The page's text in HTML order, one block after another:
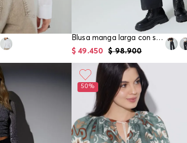
Blusa manga larga con sobre prenda para mujer
$ 98.900
$ 49.450
50%